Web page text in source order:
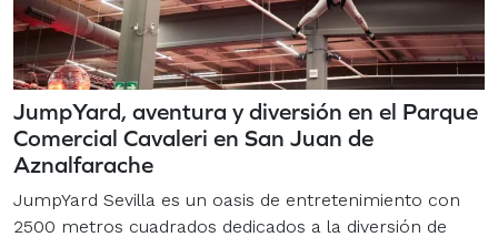
JumpYard, aventura y diversión en el Parque
Comercial Cavaleri en San Juan de
Aznalfarache
JumpYard Sevilla es un oasis de entretenimiento con
2500 metros cuadrados dedicados a la diversión de